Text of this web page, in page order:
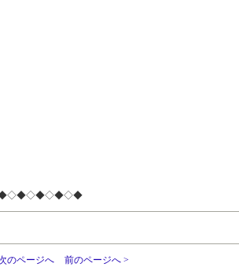
のページへ 前のページへ >